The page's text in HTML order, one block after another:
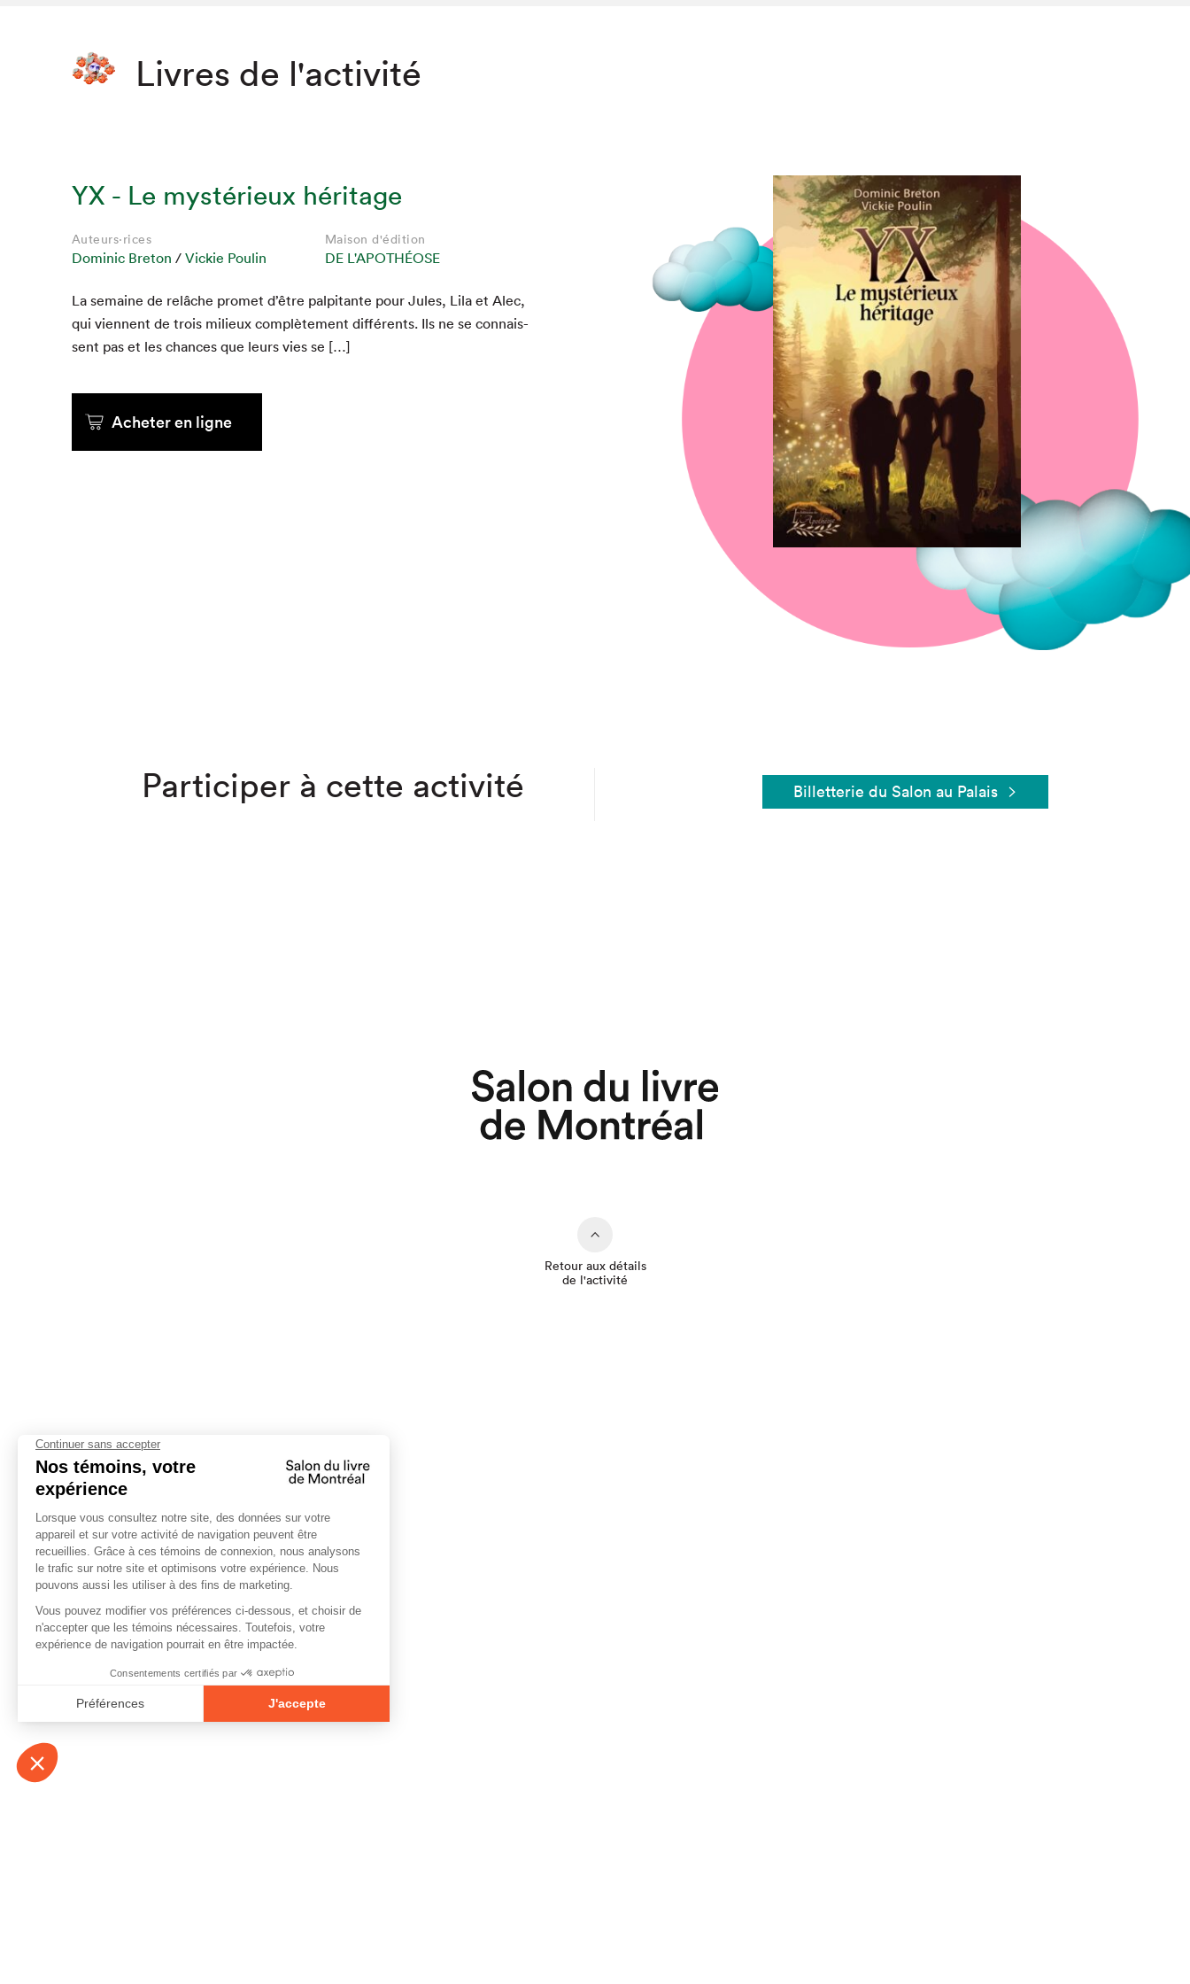
Que cherchez-vous?
Fermer
Livres de l'activité
YX - Le mystérieux héritage
Auteurs·rices
Dominic Breton / Vickie Poulin
Maison d'édition
DE L'APOTHÉOSE
La semaine de relâche promet d’être pal­pi­tante pour Jules, Lila et Alec,
qui vien­nent de trois milieux com­plète­ment dif­férents. Ils ne se con­nais­
sent pas et les chances que leurs vies se […]
Acheter en ligne
Participer à cette activité Billetterie du Salon au Palais
Retour aux détails
de l'activité